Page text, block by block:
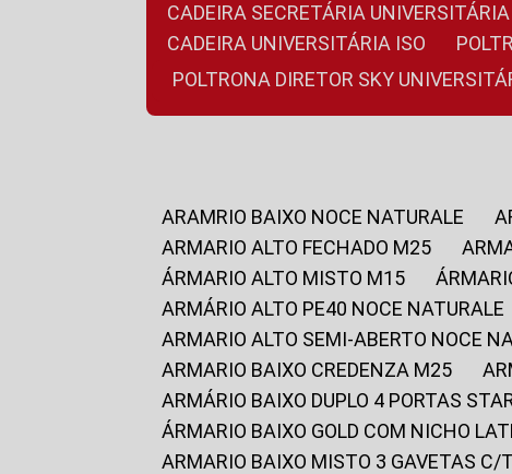
CADEIRA SECRETÁRIA
CADEIRA UNIVERSITÁRIA ISO
POLTRONA DIRETOR SKY
ARAMRIO BAIXO NOCE NATURALE
ARMARIO ALTO FECHADO M25
ÁRMARIO ALTO MISTO M15
ARMÁRIO ALTO PE40 NOCE NATURALE
ARMARIO ALTO SEMI-ABERTO NOCE
ARMARIO BAIXO CREDENZA M25
ARMÁRIO BAIXO DUPLO 4 PORTAS
ÁRMARIO BAIXO GOLD COM NICHO
ARMARIO BAIXO MISTO 3 GAVETAS